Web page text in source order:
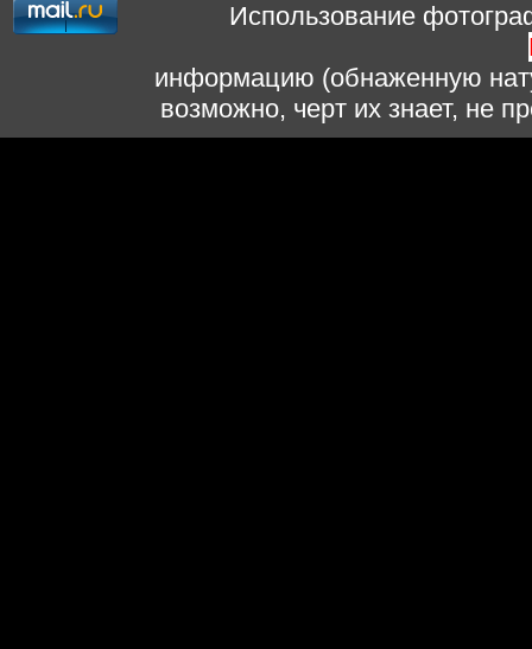
Использование
информацию (обнаженную
возможно, черт их знает, не